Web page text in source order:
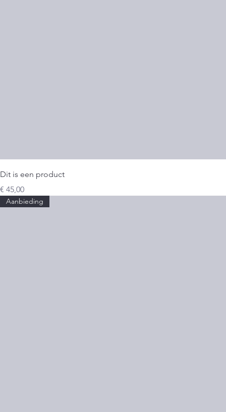
Dit is een product
Prijs
€ 45,00
Aanbieding